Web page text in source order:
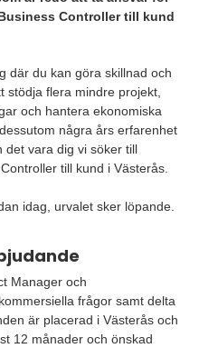
Controller till kund
där du kan göra skillnad och
stödja flera mindre projekt,
och hantera ekonomiska
några års erfarenhet
det vara dig vi söker till
till kund i Västerås.
idag, urvalet sker löpande.
Manager och
frågor samt delta
är placerad i Västerås och
12 månader och önskad